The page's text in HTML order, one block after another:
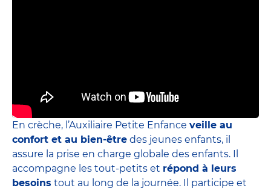
En crèche, l’Auxiliaire Petite Enfance veille au
confort et au bien-être des jeunes enfants, il
assure la prise en charge globale des enfants. Il
accompagne les tout-petits et répond à leurs
besoins tout au long de la journée. Il participe et